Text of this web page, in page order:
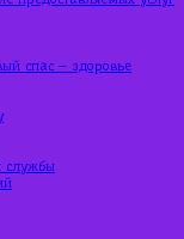
спас – здоровье
службы